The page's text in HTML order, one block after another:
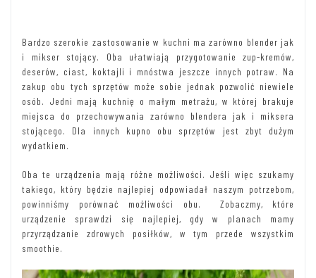
Bardzo szerokie zastosowanie w kuchni ma zarówno blender jak
i mikser stojący. Oba ułatwiają przygotowanie zup-kremów,
deserów, ciast, koktajli i mnóstwa jeszcze innych potraw. Na
zakup obu tych sprzętów może sobie jednak pozwolić niewiele
osób. Jedni mają kuchnię o małym metrażu, w której brakuje
miejsca do przechowywania zarówno blendera jak i miksera
stojącego. Dla innych kupno obu sprzętów jest zbyt dużym
wydatkiem.
Oba te urządzenia mają różne możliwości. Jeśli więc szukamy
takiego, który będzie najlepiej odpowiadał naszym potrzebom,
powinniśmy porównać możliwości obu. Zobaczmy, które
urządzenie sprawdzi się najlepiej, gdy w planach mamy
przyrządzanie zdrowych posiłków, w tym przede wszystkim
smoothie.